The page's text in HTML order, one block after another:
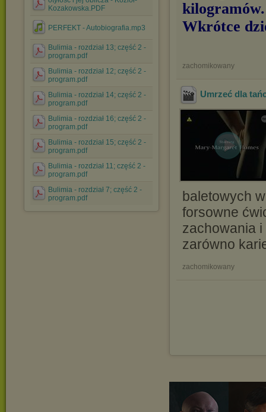
Kozakowska.PDF
PERFEKT - Autobiografia.mp3
Bulimia - rozdział 13; część 2 -
program.pdf
Bulimia - rozdział 12; część 2 -
program.pdf
Bulimia - rozdział 14; część 2 -
program.pdf
Bulimia - rozdział 16; część 2 -
program.pdf
Bulimia - rozdział 15; część 2 -
program.pdf
Bulimia - rozdział 11; część 2 -
program.pdf
Bulimia - rozdział 7; część 2 -
program.pdf
Wkrótce
zachomikowany
Umrzeć dla
baletowych
forsowne
zachowania
zarówno
zachomikowany